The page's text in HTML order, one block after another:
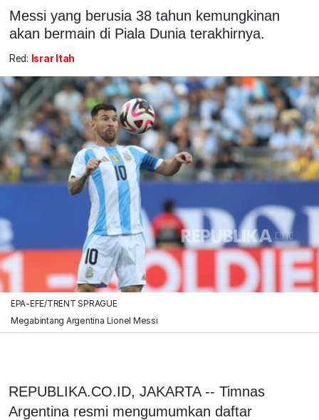
Messi yang berusia 38 tahun kemungkinan
akan bermain di Piala Dunia terakhirnya.
Red: Israr Itah
EPA-EFE/TRENT SPRAGUE
Megabintang Argentina Lionel Messi
REPUBLIKA.CO.ID, JAKARTA -- Timnas
Argentina resmi mengumumkan daftar